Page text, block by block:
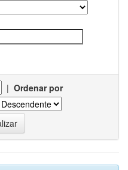
| Ordenar por